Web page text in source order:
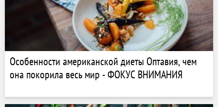
Особенности американской диеты Оптавия, чем
она покорила весь мир - ФОКУС ВНИМАНИЯ